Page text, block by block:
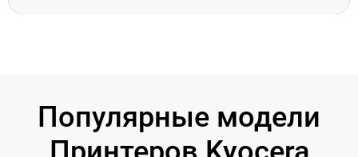
Популярные модели